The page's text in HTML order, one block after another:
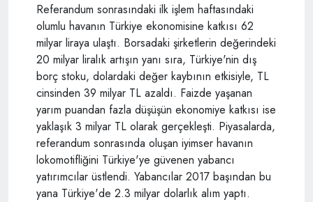
Referandum sonrasındaki ilk işlem haftasındaki
olumlu havanın Türkiye ekonomisine katkısı 62
milyar liraya ulaştı. Borsadaki şirketlerin değerindeki
20 milyar liralık artışın yanı sıra, Türkiye'nin dış
borç stoku, dolardaki değer kaybının etkisiyle, TL
cinsinden 39 milyar TL azaldı. Faizde yaşanan
yarım puandan fazla düşüşün ekonomiye katkısı ise
yaklaşık 3 milyar TL olarak gerçekleşti. Piyasalarda,
referandum sonrasında oluşan iyimser havanın
lokomotifliğini Türkiye'ye güvenen yabancı
yatırımcılar üstlendi. Yabancılar 2017 başından bu
yana Türkiye'de 2.3 milyar dolarlık alım yaptı.